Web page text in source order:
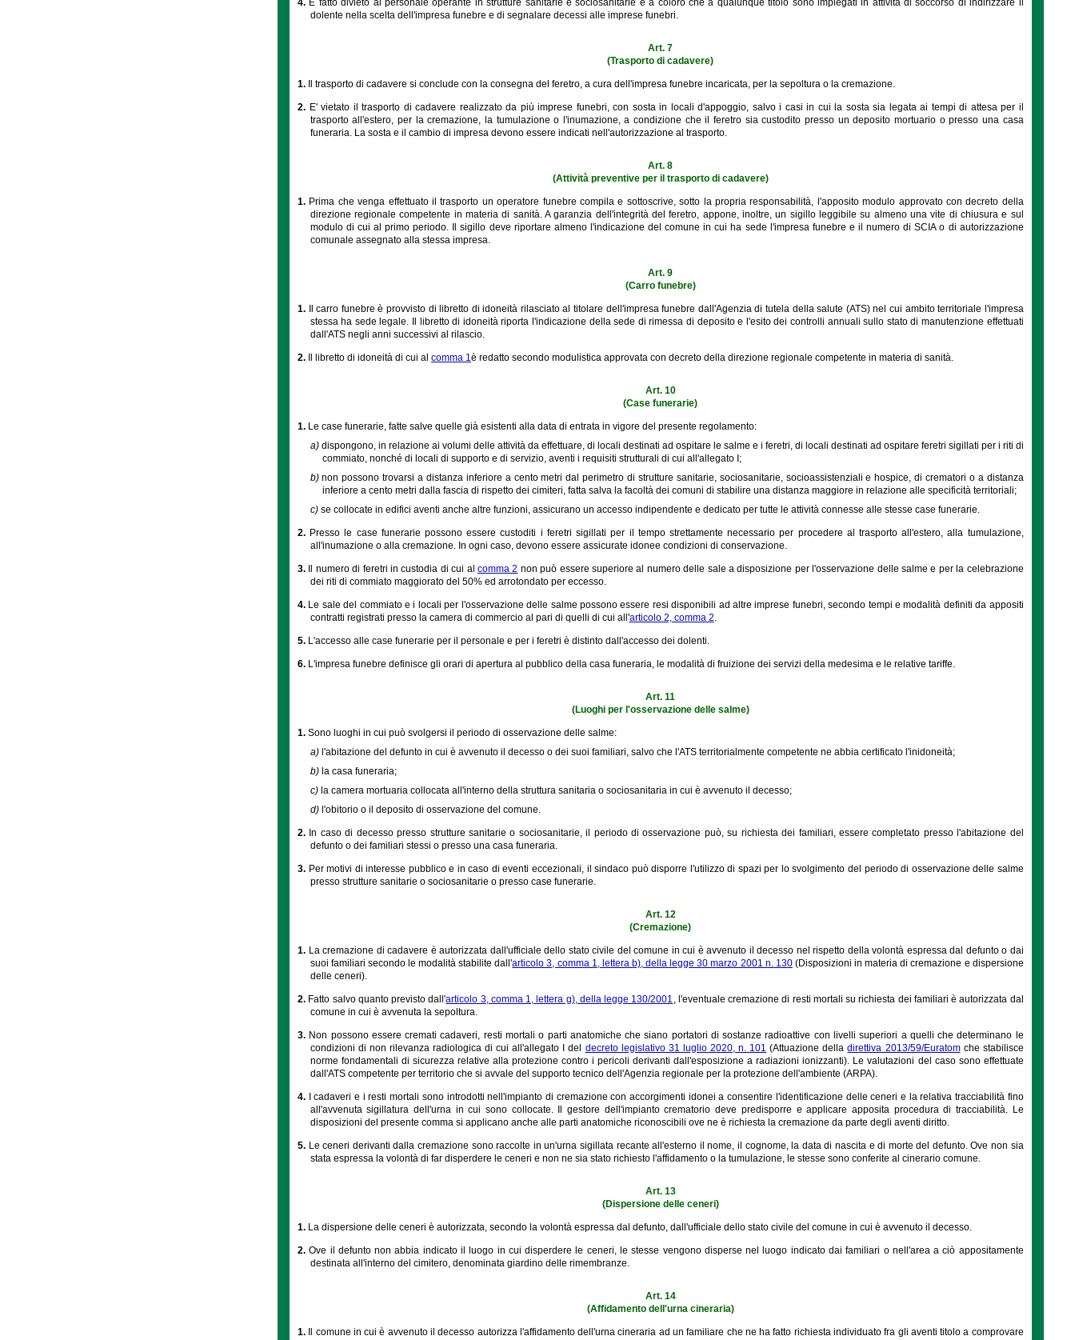
4. È fatto divieto al personale operante in strutture sanitarie e sociosanitarie e a coloro che a qualunque titolo sono impiegati in attività di soccorso di indirizzare il
dolente nella scelta dell'impresa funebre e di segnalare decessi alle imprese funebri.
Art. 7
(Trasporto di cadavere)
1. Il trasporto di cadavere si conclude con la consegna del feretro, a cura dell'impresa funebre incaricata, per la sepoltura o la cremazione.
2. E' vietato il trasporto di cadavere realizzato da più imprese funebri, con sosta in locali d'appoggio, salvo i casi in cui la sosta sia legata ai tempi di attesa per il
trasporto all'estero, per la cremazione, la tumulazione o l'inumazione, a condizione che il feretro sia custodito presso un deposito mortuario o presso una casa
funeraria. La sosta e il cambio di impresa devono essere indicati nell'autorizzazione al trasporto.
Art. 8
(Attività preventive per il trasporto di cadavere)
1. Prima che venga effettuato il trasporto un operatore funebre compila e sottoscrive, sotto la propria responsabilità, l'apposito modulo approvato con decreto della
direzione regionale competente in materia di sanità. A garanzia dell'integrità del feretro, appone, inoltre, un sigillo leggibile su almeno una vite di chiusura e sul
modulo di cui al primo periodo. Il sigillo deve riportare almeno l'indicazione del comune in cui ha sede l'impresa funebre e il numero di SCIA o di autorizzazione
comunale assegnato alla stessa impresa.
Art. 9
(Carro funebre)
1.
Il carro funebre è provvisto di libretto di idoneità rilasciato al titolare dell'impresa funebre dall'Agenzia di tutela della salute (ATS) nel cui ambito territoriale l'impresa
stessa ha sede legale. Il libretto di idoneità riporta l'indicazione della sede di rimessa di deposito e l'esito dei controlli annuali sullo stato di manutenzione effettuati
dall'ATS negli anni successivi al rilascio.
2. Il libretto di idoneità di cui al comma 1è redatto secondo modulistica approvata con decreto della direzione regionale competente in materia di sanità.
Art. 10
(Case funerarie)
1. Le case funerarie, fatte salve quelle già esistenti alla data di entrata in vigore del presente regolamento:
a) dispongono, in relazione ai volumi delle attività da effettuare, di locali destinati ad ospitare le salme e i feretri, di locali destinati ad ospitare feretri sigillati per i riti di
commiato, nonché di locali di supporto e di servizio, aventi i requisiti strutturali di cui all'allegato I;
b)non possono trovarsi a distanza inferiore a cento metri dal perimetro di strutture sanitarie, sociosanitarie, socioassistenziali e hospice, di crematori o a distanza
inferiore a cento metri dalla fascia di rispetto dei cimiteri, fatta salva la facoltà dei comuni di stabilire una distanza maggiore in relazione alle specificità territoriali;
c) se collocate in edifici aventi anche altre funzioni, assicurano un accesso indipendente e dedicato per tutte le attività connesse alle stesse case funerarie.
2. Presso le case funerarie possono essere custoditi i feretri sigillati per il tempo strettamente necessario per procedere al trasporto all'estero, alla tumulazione,
all'inumazione o alla cremazione. In ogni caso, devono essere assicurate idonee condizioni di conservazione.
3. Il numero di feretri in custodia di cui alcomma 2 non può essere superiore al numero delle sale a disposizione per l'osservazione delle salme e per la celebrazione
dei riti di commiato maggiorato del 50% ed arrotondato per eccesso.
4. Le sale del commiato e i locali per l'osservazione delle salme possono essere resi disponibili ad altre imprese funebri, secondo tempi e modalità definiti da appositi
contratti registrati presso la camera di commercio al pari di quelli di cui all'articolo 2, comma 2.
5. L'accesso alle case funerarie per il personale e per i feretri è distinto dall'accesso dei dolenti.
6. L'impresa funebre definisce gli orari di apertura al pubblico della casa funeraria, le modalità di fruizione dei servizi della medesima e le relative tariffe.
Art. 11
(Luoghi per l'osservazione delle salme)
1. Sono luoghi in cui può svolgersi il periodo di osservazione delle salme:
a) l'abitazione del defunto in cui è avvenuto il decesso o dei suoi familiari, salvo che l'ATS territorialmente competente ne abbia certificato l'inidoneità;
b) la casa funeraria;
c) la camera mortuaria collocata all'interno della struttura sanitaria o sociosanitaria in cui è avvenuto il decesso;
d) l'obitorio o il deposito di osservazione del comune.
2. In caso di decesso presso strutture sanitarie o sociosanitarie, il periodo di osservazione può, su richiesta dei familiari, essere completato presso l'abitazione del
defunto o dei familiari stessi o presso una casa funeraria.
3. Per motivi di interesse pubblico e in caso di eventi eccezionali, il sindaco può disporre l'utilizzo di spazi per lo svolgimento del periodo di osservazione delle salme
presso strutture sanitarie o sociosanitarie o presso case funerarie.
Art. 12
(Cremazione)
1. La cremazione di cadavere è autorizzata dall'ufficiale dello stato civile del comune in cui è avvenuto il decesso nel rispetto della volontà espressa dal defunto o dai
suoi familiari secondo le modalità stabilite dall'articolo 3, comma 1, lettera b), della legge 30 marzo 2001 n. 130(Disposizioni in materia di cremazione e dispersione
delle ceneri).
2. Fatto salvo quanto previsto dall'articolo 3, comma 1, lettera g), della legge 130/2001 , l'eventuale cremazione di resti mortali su richiesta dei familiari è autorizzata dal
comune in cui è avvenuta la sepoltura.
3. Non possono essere cremati cadaveri, resti mortali o parti anatomiche che siano portatori di sostanze radioattive con livelli superiori a quelli che determinano le
condizioni di non rilevanza radiologica di cui all'allegato I del decreto legislativo 31 luglio 2020, n. 101 (Attuazione delladirettiva 2013/59/Euratomche stabilisce
norme fondamentali di sicurezza relative alla protezione contro i pericoli derivanti dall'esposizione a radiazioni ionizzanti). Le valutazioni del caso sono effettuate
dall'ATS competente per territorio che si avvale del supporto tecnico dell'Agenzia regionale per la protezione dell'ambiente (ARPA).
4.
I cadaveri e i resti mortali sono introdotti nell'impianto di cremazione con accorgimenti idonei a consentire l'identificazione delle ceneri e la relativa tracciabilità fino
all'avvenuta sigillatura dell'urna in cui sono collocate. Il gestore dell'impianto crematorio deve predisporre e applicare apposita procedura di tracciabilità. Le
disposizioni del presente comma si applicano anche alle parti anatomiche riconoscibili ove ne è richiesta la cremazione da parte degli aventi diritto.
5. Le ceneri derivanti dalla cremazione sono raccolte in un'urna sigillata recante all'esterno il nome, il cognome, la data di nascita e di morte del defunto. Ove non sia
stata espressa la volontà di far disperdere le ceneri e non ne sia stato richiesto l'affidamento o la tumulazione, le stesse sono conferite al cinerario comune.
Art. 13
(Dispersione delle ceneri)
1. La dispersione delle ceneri è autorizzata, secondo la volontà espressa dal defunto, dall'ufficiale dello stato civile del comune in cui è avvenuto il decesso.
2.Ove il defunto non abbia indicato il luogo in cui disperdere le ceneri, le stesse vengono disperse nel luogo indicato dai familiari o nell'area a ciò appositamente
destinata all'interno del cimitero, denominata giardino delle rimembranze.
Art. 14
(Affidamento dell'urna cineraria)
1.
Il comune in cui è avvenuto il decesso autorizza l'affidamento dell'urna cineraria ad un familiare che ne ha fatto richiesta individuato fra gli aventi titolo a comprovare